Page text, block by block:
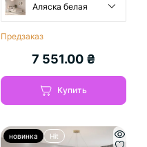
Аляска белая
Предзаказ
7 551.00 ₴
Купить
новинка Hit